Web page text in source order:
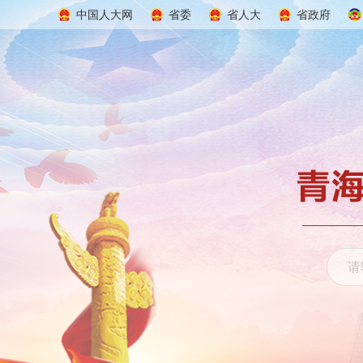
中国人大网 省委 省人大 省政府